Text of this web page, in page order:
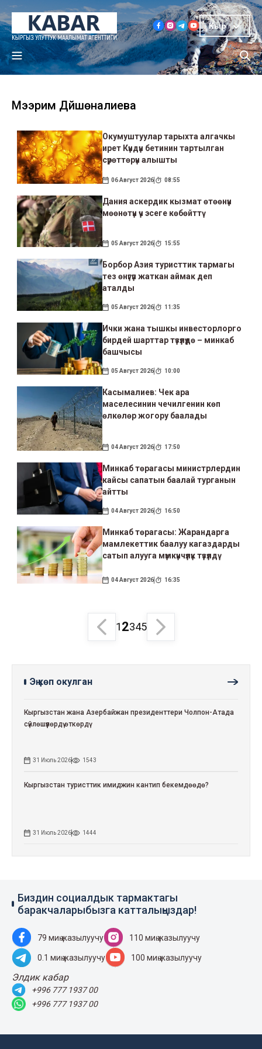
Кыр
Мээрим Дүйшөналиева
Окумуштуулар тарыхта алгачкы
ирет Күндүн бетинин тартылган
сүрөттөрүн алышты
06 Август 2026 08:55
Дания аскердик кызмат өтөөнүн
мөөнөтүн үч эсеге көбөйттү
05 Август 2026 15:55
Борбор Азия туристтик тармагы
тез өнүгүп жаткан аймак деп
аталды
05 Август 2026 11:35
Ички жана тышкы инвесторлорго
бирдей шарттар түзүлүүдө – минкаб
башчысы
05 Август 2026 10:00
Касымалиев: Чек ара
маселесинин чечилгенин көп
өлкөлөр жогору баалады
04 Август 2026 17:50
Минкаб төрагасы министрлердин
кайсы сапатын баалай турганын
айтты
04 Август 2026 16:50
Минкаб төрагасы: Жарандарга
мамлекеттик баалуу кагаздарды
сатып алууга мүмкүнчүлүк түзүлдү
04 Август 2026 16:35
12345
Эң көп окулган
Кыргызстан жана Азербайжан президенттери Чолпон-Атада
сүйлөшүүлөрдү өткөрдү
31 Июль 2026 1543
Кыргызстан туристтик имиджин кантип бекемдөөдө?
31 Июль 2026 1444
Биздин социалдык тармактагы
баракчаларыбызга катталыңыздар!
79 миң жазылуучу 110 миң жазылуучу
0.1 миң жазылуучу 100 миң жазылуучу
Элдик кабар
+996 777 1937 00
+996 777 1937 00